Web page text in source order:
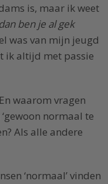
is, maar ik weet
ben je al gek
was van mijn jeugd
ik altijd met passie
waarom vragen
normaal te
Als alle andere
‘normaal’ vinden